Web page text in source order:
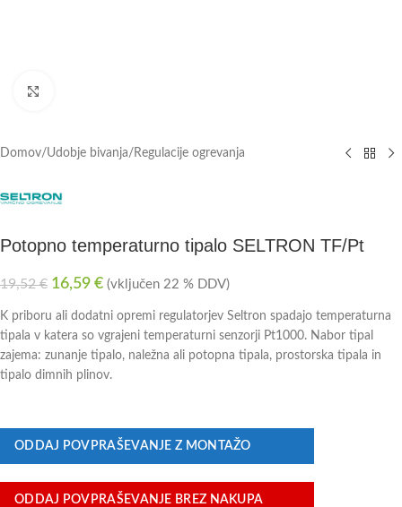
Domov/Udobje bivanja/ Regulacije ogrevanja
Potopno temperaturno tipalo SELTRON TF/Pt
19,52€ 16,59 € (vključen 22 % DDV)
K priboru ali dodatni opremi regulatorjev Seltron spadajo temperaturna
tipala v katera so vgrajeni temperaturni senzorji Pt1000. Nabor tipal
zajema: zunanje tipalo, naležna ali potopna tipala, prostorska tipala in
tipalo dimnih plinov.
ODDAJ POVPRAŠEVANJE Z MONTAŽO
ODDAJ POVPRAŠEVANJE BREZ NAKUPA